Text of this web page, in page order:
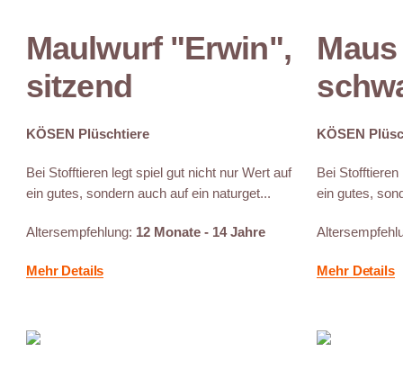
Maulwurf "Erwin",
sitzend
KÖSEN Plüschtiere
Bei Stofftieren legt spiel gut nicht nur Wert auf
ein gutes, sondern auch auf ein naturget...
Altersempfehlung: 12 Monate - 14 Jahre
Mehr Details
Maus
KÖSEN
Bei
ein gutes,
Mehr Details